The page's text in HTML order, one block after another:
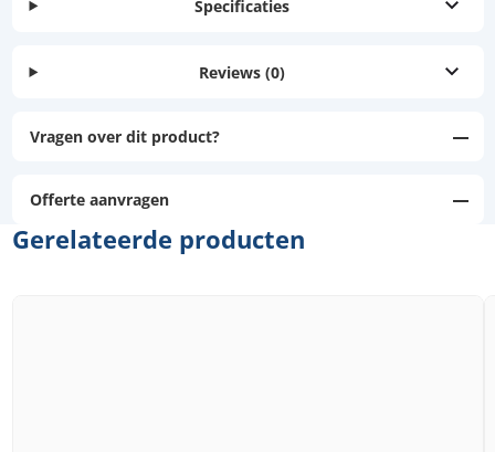
Specificaties
Reviews (0)
Vragen over dit product?
Offerte aanvragen
Gerelateerde producten